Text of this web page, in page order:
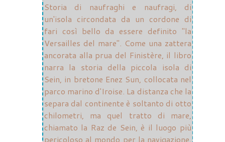
Storia di naufraghi e naufragi, di
un'isola circondata da un cordone di
fari così bello da essere definito "la
Versailles del mare". Come una zattera
ancorata alla prua del Finistère, il libro
narra la storia della piccola isola di
Sein, in bretone Enez Sun, collocata nel
parco marino d'Iroise. La distanza che la
separa dal continente è soltanto di otto
chilometri, ma quel tratto di mare,
chiamato la Raz de Sein, è il luogo più
pericoloso al mondo per la navigazione.